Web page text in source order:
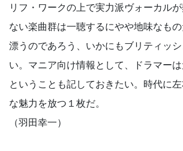
リフ・ワークの上で実力派ヴォーカル
ない楽曲群は一聴するにやや地味なも
漂うのであろう、いかにもブリティッ
い。マニア向け情報として、ドラマー
ということも記しておきたい。時代に
な魅力を放つ１枚だ。
（羽田幸一）